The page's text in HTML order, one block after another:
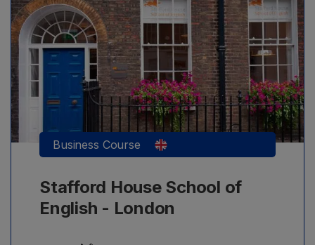
Business Course
Stafford House School of
English - London
Μαθήματα αγγλικών για Business, με ελάχιστο
γλωσσικό επίπεδο B1, από 18+ ετών, με ελάχιστη
διάρκεια μαθημάτων 1 εβδομάδα.